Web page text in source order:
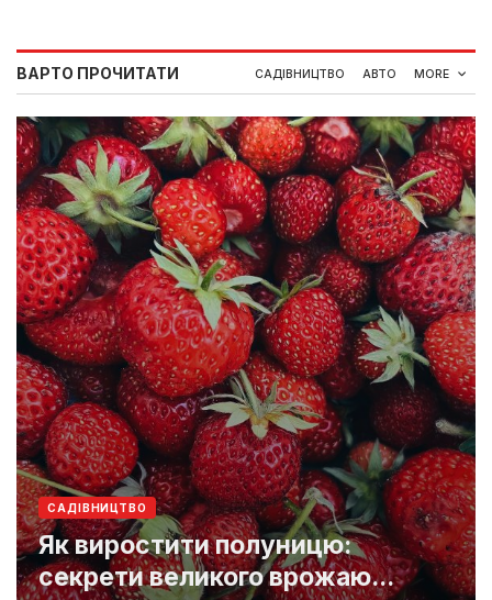
ВАРТО ПРОЧИТАТИ САДІВНИЦТВО АВТО MORE
САДІВНИЦТВО
Як виростити полуницю:
секрети великого врожаю...